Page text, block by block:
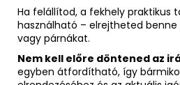
Ha felállítod, a fekhely praktikus
használható – elrejtheted
vagy párnákat.
Nem kell előre döntened az
egyben átfordítható, így